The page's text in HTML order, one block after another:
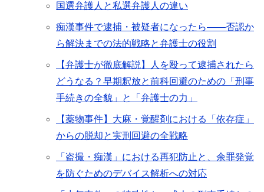
国選弁護人と私選弁護人の違い
痴漢事件で逮捕・被疑者になったら――否認か
ら解決までの法的戦略と弁護士の役割
【弁護士が徹底解説】人を殴って逮捕されたら
どうなる？早期釈放と前科回避のための「刑事
手続きの全貌」と「弁護士の力」
【薬物事件】大麻・覚醒剤における「依存症」
からの脱却と実刑回避の全戦略
「盗撮・痴漢」における再犯防止と、余罪発覚
を防ぐためのデバイス解析への対応